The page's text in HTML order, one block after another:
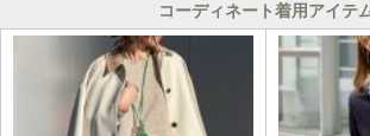
コーディネート着用アイテ